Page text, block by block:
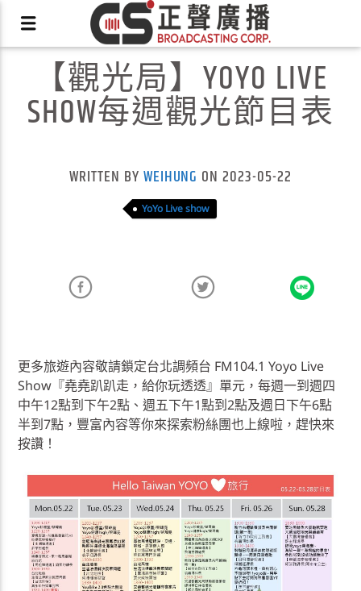
X
【觀光局】YOYO LIVE
SHOW每週觀光節目表
WRITTEN BY WEIHUNG ON 2023-05-22
YoYo Live show
更多旅遊內容敬請鎖定台北調頻台 FM104.1 Yoyo Live
Show『堯堯趴趴走，給你玩透透』單元，每週一到週四
中午12點到下午2點、週五下午1點到2點及週日下午6點
半到7點，豐富內容等你來探索粉絲團也上線啦，趕快來
按讚！